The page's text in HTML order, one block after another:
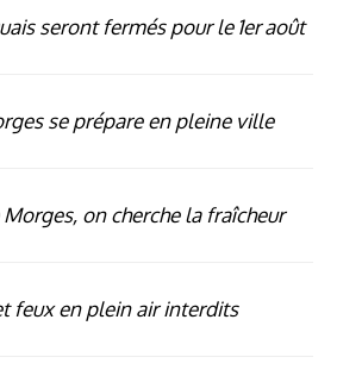
seront fermés pour le 1er août
se prépare en pleine ville
on cherche la fraîcheur
feux en plein air interdits